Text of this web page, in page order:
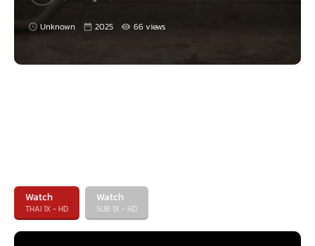
Unknown 2025 66 views
Watch
THAI 1X - HD
Watch
SUB 1X - HD